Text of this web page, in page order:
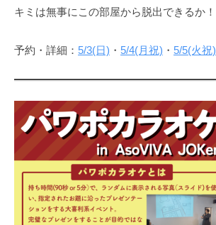
キミは無事にこの部屋から脱出できるか！
予約・詳細： 5/3(日) ・ 5/4(月祝) ・ 5/5(火祝)